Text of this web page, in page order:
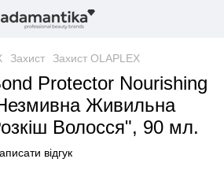
Захист Захист OLAPLEX
Protector Nourishing
Живильна
Волосся", 90 мл.
відгук